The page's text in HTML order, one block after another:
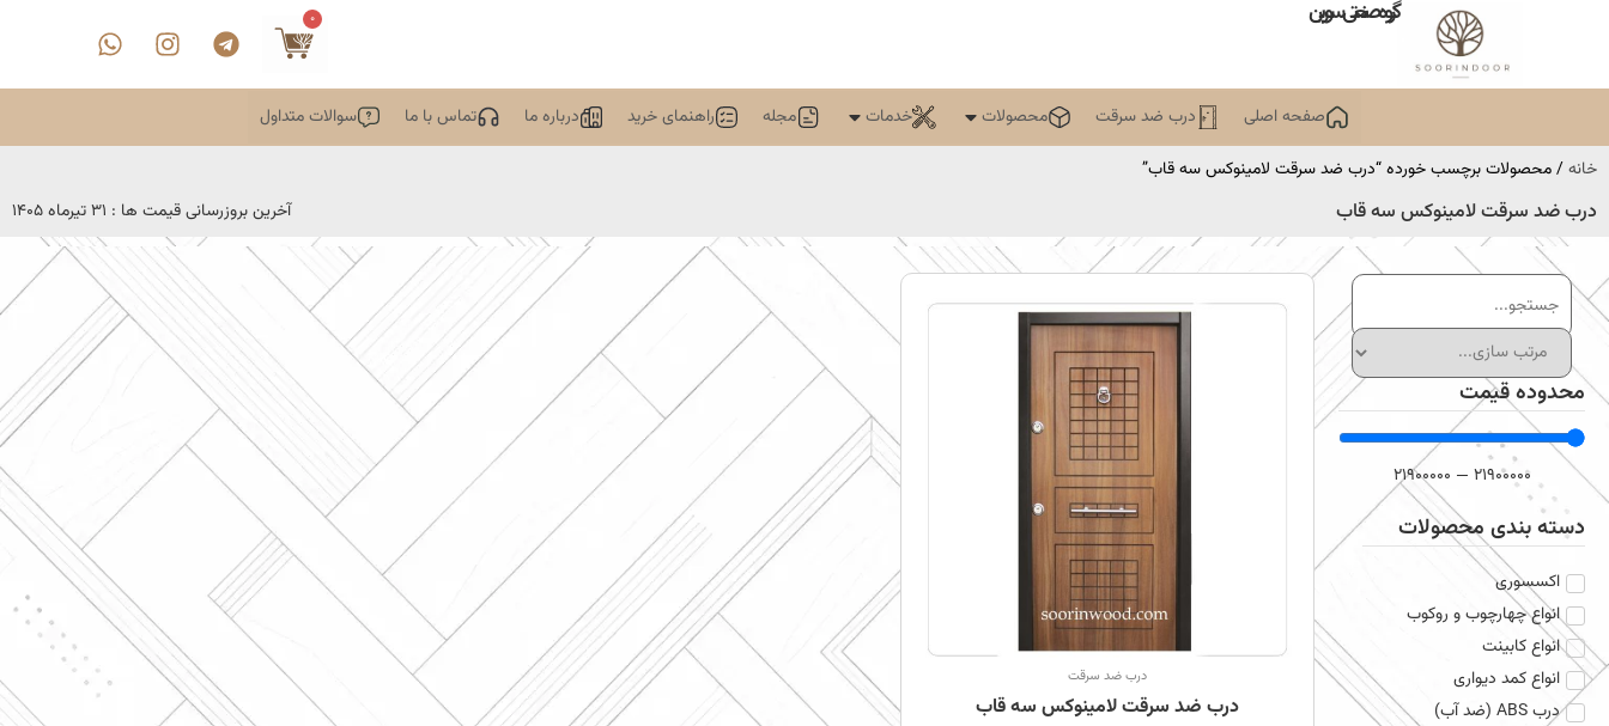
گروه صنعتی سورین 0
صفحه اصلی درب ضد سرقت محصولات خدمات مجله راهنمای خرید درباره ما تماس با ما
سوالات متداول
خانه/ محصولات برچسب خورده “درب ضد سرقت لامینوکس سه قاب”
درب ضد سرقت لامینوکس سه قاب آخرین بروزرسانی قیمت ها : 31 تیرماه 1405
محدوده قیمت
21900000
—
21900000
دسته بندی محصولات
اکسسوری
انواع چهارچوب و روکوب
انواع کابینت
انواع کمد دیواری
درب ABS (ضد آب)
درب ضد سرقت
درب ضد سرقت لامینوکس سه قاب